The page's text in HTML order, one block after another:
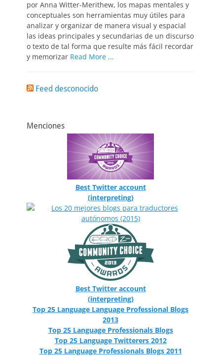
por Anna Witter-Merithew, los mapas mentales y
conceptuales son herramientas muy útiles para
analizar y organizar de manera visual y espacial
las ideas principales y secundarias de un discurso
o texto de tal forma que resulte más fácil recordar
y memorizar Read More …
Feed desconocido
Menciones
Best Twitter account
(interpreting)
Best Twitter account
(interpreting)
Top 25 Language Language Professional Blogs
2013
Top 25 Language Professionals Blogs
Top 25 Language Twitterers 2012
Top 25 Language Professionals Blogs 2011